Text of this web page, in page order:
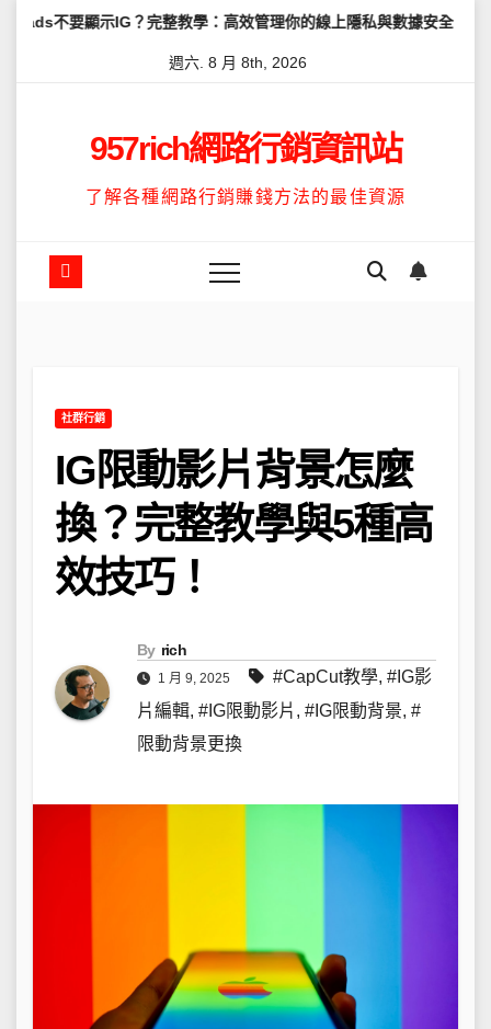
？完整教學：高效管理你的線上隱私與數據安全 怎麼讓
週六. 8 月 8th, 2026
957rich網路行銷資訊站
了解各種網路行銷賺錢方法的最佳資源
社群行銷
IG限動影片背景怎麼
換？完整教學與5種高
效技巧！
By rich
1 月 9, 2025 #CapCut教學, #IG影
片編輯, #IG限動影片 , #IG限動背景, #
限動背景更換